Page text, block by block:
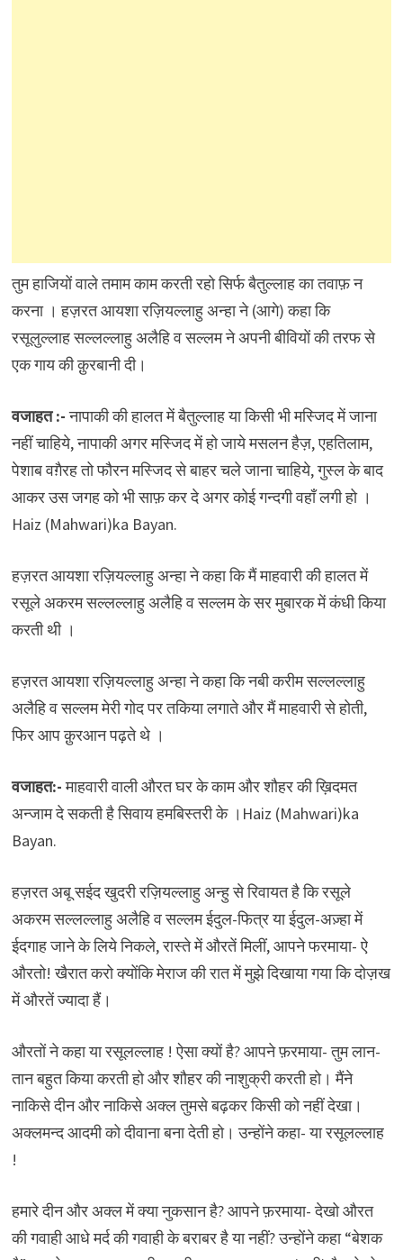
तुम हाजियों वाले तमाम काम करती रहो सिर्फ बैतुल्लाह का तवाफ़ न
करना । हज़रत आयशा रज़ियल्लाहु अन्हा ने (आगे) कहा कि
रसूलुल्लाह सल्लल्लाहु अलैहि व सल्लम ने अपनी बीवियों की तरफ से
एक गाय की क़ुरबानी दी।
वजाहत :-नापाकी की हालत में बैतुल्लाह या किसी भी मस्जिद में जाना
नहीं चाहिये, नापाकी अगर मस्जिद में हो जाये मसलन हैज़, एहतिलाम,
पेशाब वग़ैरह तो फौरन मस्जिद से बाहर चले जाना चाहिये, गुस्ल के बाद
आकर उस जगह को भी साफ़ कर दे अगर कोई गन्दगी वहाँ लगी हो ।
Haiz (Mahwari)ka Bayan.
हज़रत आयशा रज़ियल्लाहु अन्हा ने कहा कि मैं माहवारी की हालत में
रसूले अकरम सल्लल्लाहु अलैहि व सल्लम के सर मुबारक में कंधी किया
करती थी ।
हज़रत आयशा रज़ियल्लाहु अन्हा ने कहा कि नबी करीम सल्लल्लाहु
अलैहि व सल्लम मेरी गोद पर तकिया लगाते और मैं माहवारी से होती,
फिर आप क़ुरआन पढ़ते थे ।
वजाहत:-माहवारी वाली औरत घर के काम और शौहर की ख़िदमत
अन्जाम दे सकती है सिवाय हमबिस्तरी के ।Haiz (Mahwari)ka
Bayan.
हज़रत अबू सईद खुदरी रज़ियल्लाहु अन्हु से रिवायत है कि रसूले
अकरम सल्लल्लाहु अलैहि व सल्लम ईदुल-फित्र या ईदुल-अज़्हा में
ईदगाह जाने के लिये निकले, रास्ते में औरतें मिलीं, आपने फरमाया- ऐ
औरतो! खैरात करो क्योंकि मेराज की रात में मुझे दिखाया गया कि दोज़ख
में औरतें ज्यादा हैं।
औरतों ने कहा या रसूलल्लाह ! ऐसा क्यों है? आपने फ़रमाया- तुम लान-
तान बहुत किया करती हो और शौहर की नाशुक्री करती हो। मैंने
नाकिसे दीन और नाकिसे अक्ल तुमसे बढ़कर किसी को नहीं देखा।
अक्लमन्द आदमी को दीवाना बना देती हो। उन्होंने कहा- या रसूलल्लाह
!
हमारे दीन और अक्ल में क्या नुकसान है? आपने फ़रमाया- देखो औरत
की गवाही आधे मर्द की गवाही के बराबर है या नहीं? उन्होंने कहा “बेशक